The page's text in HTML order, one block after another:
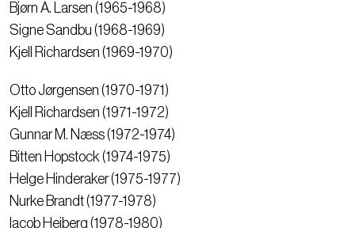
Bjørn A. Larsen (1965-1968)
Signe Sandbu (1968-1969)
Kjell Richardsen (1969-1970)
Otto Jørgensen (1970-1971)
Kjell Richardsen (1971-1972)
Gunnar M. Næss (1972-1974)
Bitten Hopstock (1974-1975)
Helge Hinderaker (1975-1977)
Nurke Brandt (1977-1978)
Iacob Heiberg (1978-1980)